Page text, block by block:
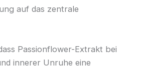
auf das zentrale
Passionflower-Extrakt bei
innerer Unruhe eine